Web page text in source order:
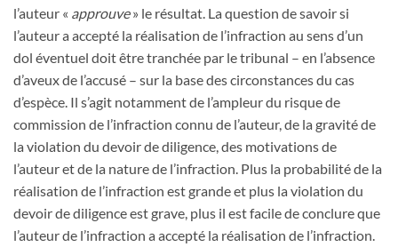
l’auteur « approuve» le résultat. La question de savoir si
l’auteur a accepté la réalisation de l’infraction au sens d’un
dol éventuel doit être tranchée par le tribunal – en l’absence
d’aveux de l’accusé – sur la base des circonstances du cas
d’espèce. Il s’agit notamment de l’ampleur du risque de
commission de l’infraction connu de l’auteur, de la gravité de
la violation du devoir de diligence, des motivations de
l’auteur et de la nature de l’infraction. Plus la probabilité de la
réalisation de l’infraction est grande et plus la violation du
devoir de diligence est grave, plus il est facile de conclure que
l’auteur de l’infraction a accepté la réalisation de l’infraction.